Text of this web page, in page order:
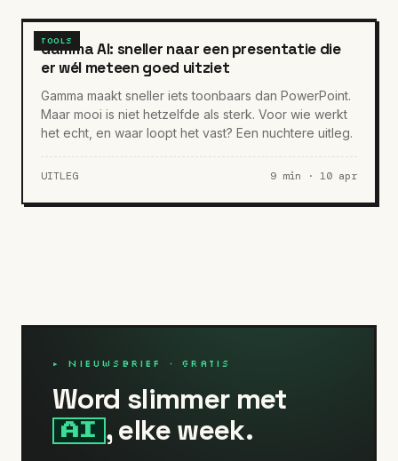
TOOLS
Gamma AI: sneller naar een presentatie die
er wél meteen goed uitziet
Gamma maakt sneller iets toonbaars dan PowerPoint.
Maar mooi is niet hetzelfde als sterk. Voor wie werkt
het echt, en waar loopt het vast? Een nuchtere uitleg.
UITLEG 9 min · 10 apr
▸ NIEUWSBRIEF · GRATIS
Word slimmer met
AI , elke week.